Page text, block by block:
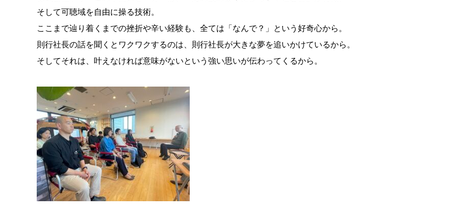
そして可聴域を自由に操る技術。
ここまで辿り着くまでの挫折や辛い経験も、全ては「なんで？」という好奇心から。
則行社長の話を聞くとワクワクするのは、則行社長が大きな夢を追いかけているから。
そしてそれは、叶えなければ意味がないという強い思いが伝わってくるから。